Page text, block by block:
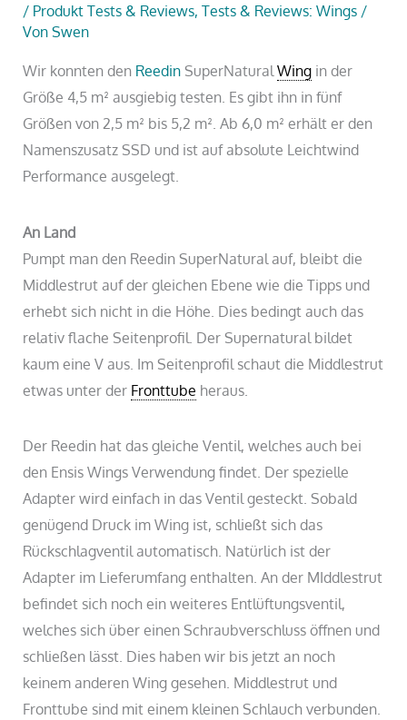
/ Produkt Tests & Reviews,Tests & Reviews: Wings /
VonSwen
Wir konnten den ReedinSuperNaturalWing in der
Größe 4,5 m² ausgiebig testen. Es gibt ihn in fünf
Größen von 2,5 m² bis 5,2 m². Ab 6,0 m² erhält er den
Namenszusatz SSD und ist auf absolute Leichtwind
Performance ausgelegt.
An Land
Pumpt man den Reedin SuperNatural auf, bleibt die
Middlestrut auf der gleichen Ebene wie die Tipps und
erhebt sich nicht in die Höhe. Dies bedingt auch das
relativ flache Seitenprofil. Der Supernatural bildet
kaum eine V aus. Im Seitenprofil schaut die Middlestrut
etwas unter der Fronttube heraus.
Der Reedin hat das gleiche Ventil, welches auch bei
den Ensis Wings Verwendung findet. Der spezielle
Adapter wird einfach in das Ventil gesteckt. Sobald
genügend Druck im Wing ist, schließt sich das
Rückschlagventil automatisch. Natürlich ist der
Adapter im Lieferumfang enthalten. An der MIddlestrut
befindet sich noch ein weiteres Entlüftungsventil,
welches sich über einen Schraubverschluss öffnen und
schließen lässt. Dies haben wir bis jetzt an noch
keinem anderen Wing gesehen. Middlestrut und
Fronttube sind mit einem kleinen Schlauch verbunden.